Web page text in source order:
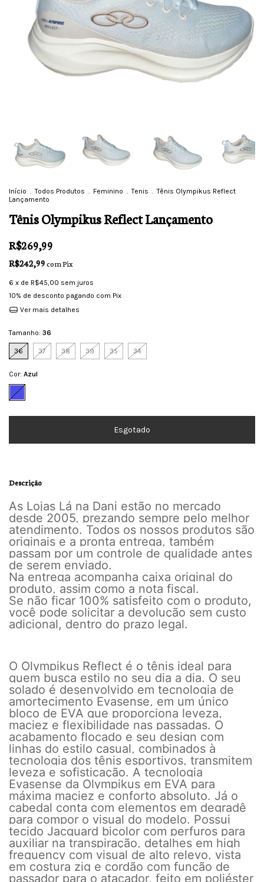
Início . Todos Produtos . Feminino . Tenis . Tênis Olympikus Reflect
Lançamento
Tênis Olympikus Reflect Lançamento
R$269,99
R$242,99comPix
6 x de R$45,00 sem juros
10% de desconto pagando com Pix
Ver mais detalhes
Tamanho: 36
36 37 38 39 35 34
Cor: Azul
Descrição
As Lojas Lá na Dani estão no mercado
desde 2005, prezando sempre pelo melhor
atendimento. Todos os nossos produtos são
originais e a pronta entrega, também
passam por um controle de qualidade antes
de serem enviado.
Na entrega acompanha caixa original do
produto, assim como a nota fiscal.
Se não ficar 100% satisfeito com o produto,
você pode solicitar a devolução sem custo
adicional, dentro do prazo legal.
O Olympikus Reflect é o tênis ideal para
quem busca estilo no seu dia a dia. O seu
solado é desenvolvido em tecnologia de
amortecimento Evasense, em um único
bloco de EVA que proporciona leveza,
maciez e flexibilidade nas passadas. O
acabamento flocado e seu design com
linhas do estilo casual, combinados à
tecnologia dos tênis esportivos, transmitem
leveza e sofisticação. A tecnologia
Evasense da Olympikus em EVA para
máxima maciez e conforto absoluto. Já o
cabedal conta com elementos em degradê
para compor o visual do modelo. Possui
tecido Jacquard bicolor com perfuros para
auxiliar na transpiração, detalhes em high
frequency com visual de alto relevo, vista
em costura zig e cordão com função de
passador para o atacador, feito em poliéster